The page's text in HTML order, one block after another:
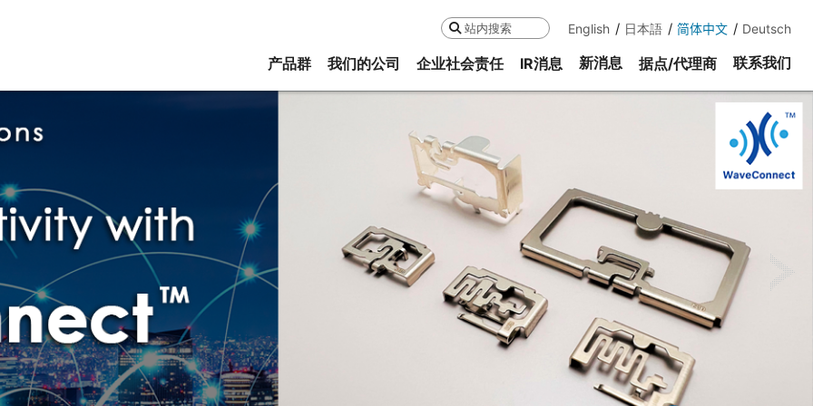
搜索 English 日本語 简体中文 Deutsch
产品群 我们的公司 企业社会责任 IR消息 新消息 据点/代理商 联系我们